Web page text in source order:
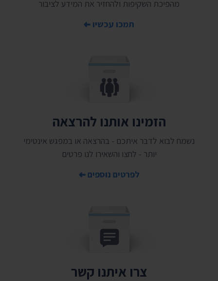
מהפיכת השקיפות ולהחזיר את המידע לציבור
תמכו עכשיו
הזמינו אותנו להרצאה
נשמח לבוא לדבר איתכם - בהרצאה או במפגש אינטימי
יותר - לחצו והשאירו לנו פרטים
לפרטים נוספים
צרו איתנו קשר